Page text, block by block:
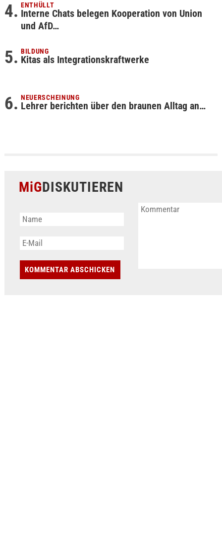
ENTHÜLLT
Interne Chats belegen Kooperation von Union
und AfD…
BILDUNG
Kitas als Integrationskraftwerke
NEUERSCHEINUNG
Lehrer berichten über den braunen Alltag an…
MiGDISKUTIEREN